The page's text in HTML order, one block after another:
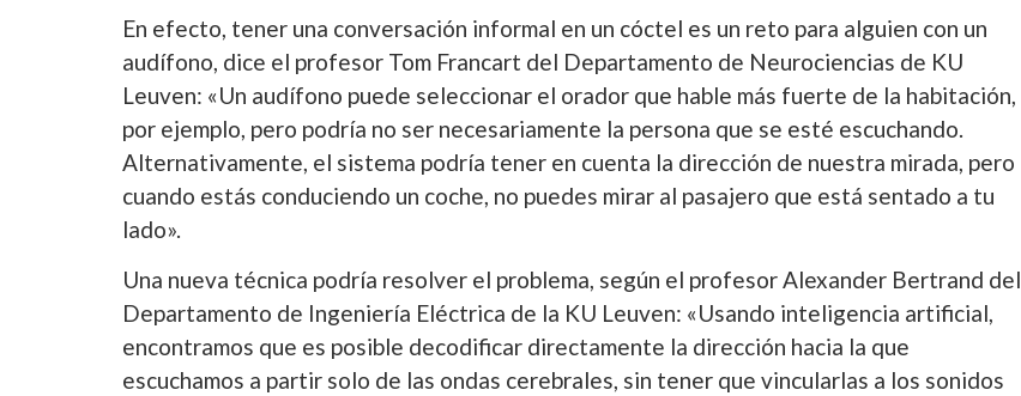
En efecto, tener una conversación informal en un cóctel es un reto para alguien con un
audífono, dice el profesor Tom Francart del Departamento de Neurociencias de KU
Leuven: «Un audífono puede seleccionar el orador que hable más fuerte de la habitación,
por ejemplo, pero podría no ser necesariamente la persona que se esté escuchando.
Alternativamente, el sistema podría tener en cuenta la dirección de nuestra mirada, pero
cuando estás conduciendo un coche, no puedes mirar al pasajero que está sentado a tu
lado».
Una nueva técnica podría resolver el problema, según el profesor Alexander Bertrand del
Departamento de Ingeniería Eléctrica de la KU Leuven: «Usando inteligencia artificial,
encontramos que es posible decodificar directamente la dirección hacia la que
escuchamos a partir solo de las ondas cerebrales, sin tener que vincularlas a los sonidos